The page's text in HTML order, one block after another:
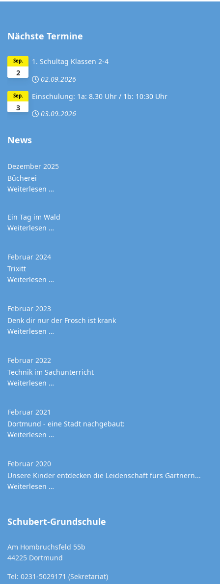
Nächste Termine
2
Sep.
1. Schultag Klassen 2-4
02.09.2026
3
Sep.
Einschulung: 1a: 8.30 Uhr / 1b: 10:30 Uhr
03.09.2026
News
Dezember 2025
Bücherei
Weiterlesen …
Ein Tag im Wald
Weiterlesen …
Februar 2024
Trixitt
Weiterlesen …
Februar 2023
Denk dir nur der Frosch ist krank
Weiterlesen …
Februar 2022
Technik im Sachunterricht
Weiterlesen …
Februar 2021
Dortmund - eine Stadt nachgebaut:
Weiterlesen …
Februar 2020
Unsere Kinder entdecken die Leidenschaft fürs Gärtnern...
Weiterlesen …
Schubert-Grundschule
Am Hombruchsfeld 55b
44225 Dortmund
Tel: 0231-5029171 (Sekretariat)